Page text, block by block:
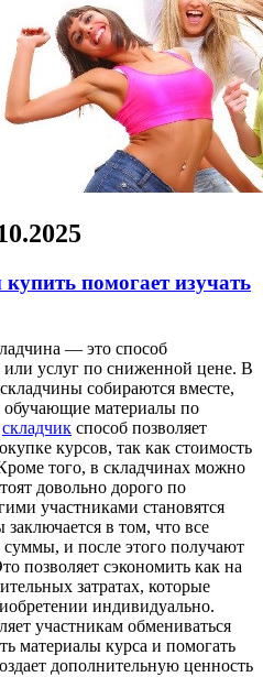
помогает изучать
— этo способ
или услуг по сниженной цене. В
собираются вместе,
обучающие материалы по
складчик способ позволяет
курсов, так как стоимость
того, в складчинах можно
довольно дорого по
участниками становятся
в том, что все
и после этого получают
позволяет сэкономить как на
затратах, которые
индивидуально.
участникам обмениваться
материалы курса и помогать
дополнительную ценность